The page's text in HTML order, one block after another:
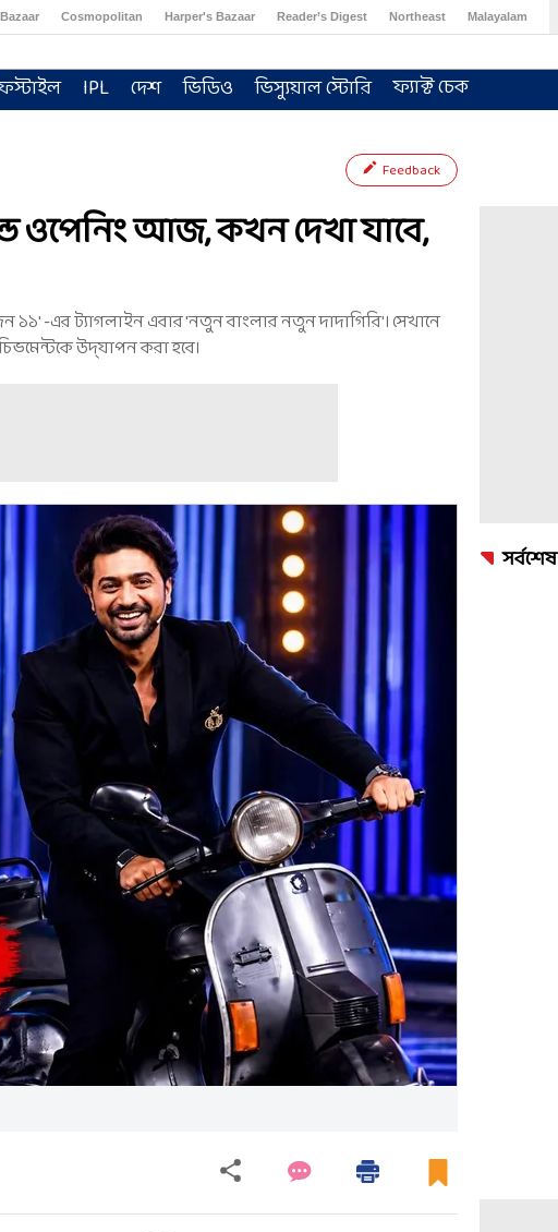
Cosmopolitan Harper's Bazaar Reader’s Digest Northeast Malayalam
IPL দেশ ভিডিও ভিস্যুয়াল স্টোরি ফ্যাক্ট চেক
Feedback
ওপেনিং আজ, কখন দেখা যাবে,
-এর ট্যাগলাইন এবার 'নতুন বাংলার নতুন দাদাগিরি'। সেখানে
উদ্‌যাপন করা হবে।
সর্বশেষ